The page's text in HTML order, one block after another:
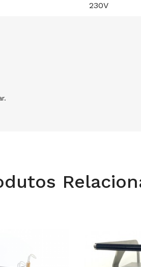
230V